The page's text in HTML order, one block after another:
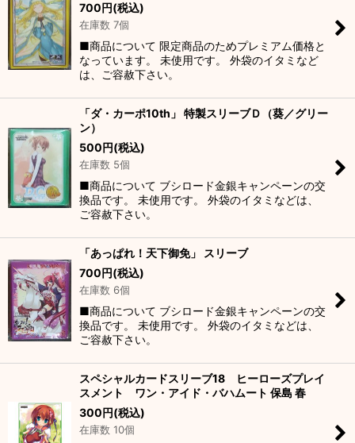
700円(税込)
在庫数 7個
■商品について 限定商品のためプレミアム価格と
なっています。 未使用です。 外袋のイタミなど
は、ご容赦下さい。
「ダ・カーポ10th」 特製スリーブＤ（葵／グリー
ン）
500円(税込)
在庫数 5個
■商品について ブシロード金銀キャンペーンの交
換品です。 未使用です。 外袋のイタミなどは、
ご容赦下さい。
「あっぱれ！天下御免」 スリーブ
700円(税込)
在庫数 6個
■商品について ブシロード金銀キャンペーンの交
換品です。 未使用です。 外袋のイタミなどは、
ご容赦下さい。
スペシャルカードスリーブ18 ヒーローズプレイ
スメント ワン・アイド・バハムート 保島 春
300円(税込)
在庫数 10個